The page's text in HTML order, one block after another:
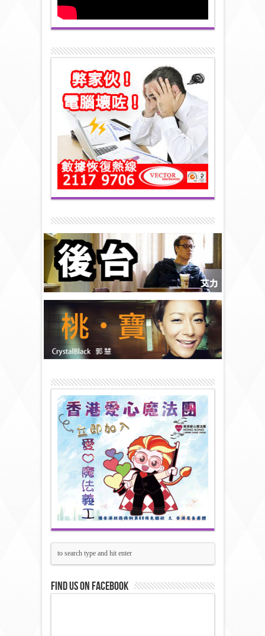
Find us on Facebook